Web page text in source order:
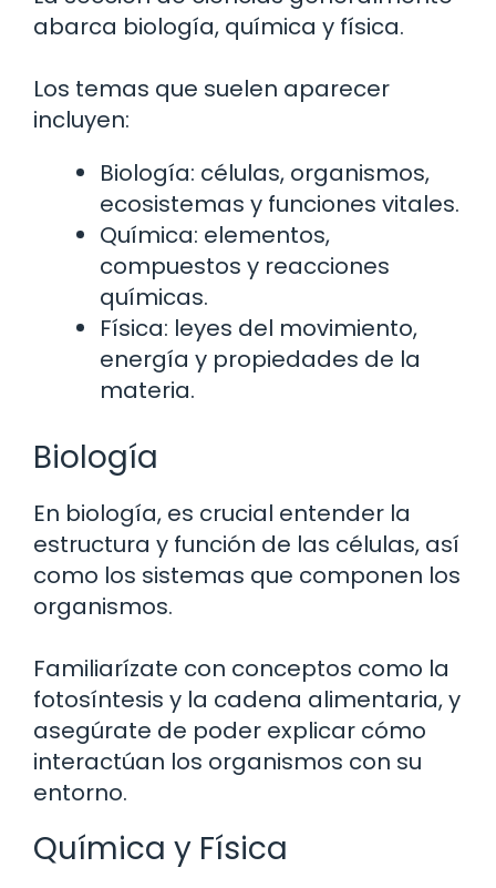
abarca biología, química y física.
Los temas que suelen aparecer
incluyen:
Biología: células, organismos,
ecosistemas y funciones vitales.
Química: elementos,
compuestos y reacciones
químicas.
Física: leyes del movimiento,
energía y propiedades de la
materia.
Biología
En biología, es crucial entender la
estructura y función de las células, así
como los sistemas que componen los
organismos.
Familiarízate con conceptos como la
fotosíntesis y la cadena alimentaria, y
asegúrate de poder explicar cómo
interactúan los organismos con su
entorno.
Química y Física